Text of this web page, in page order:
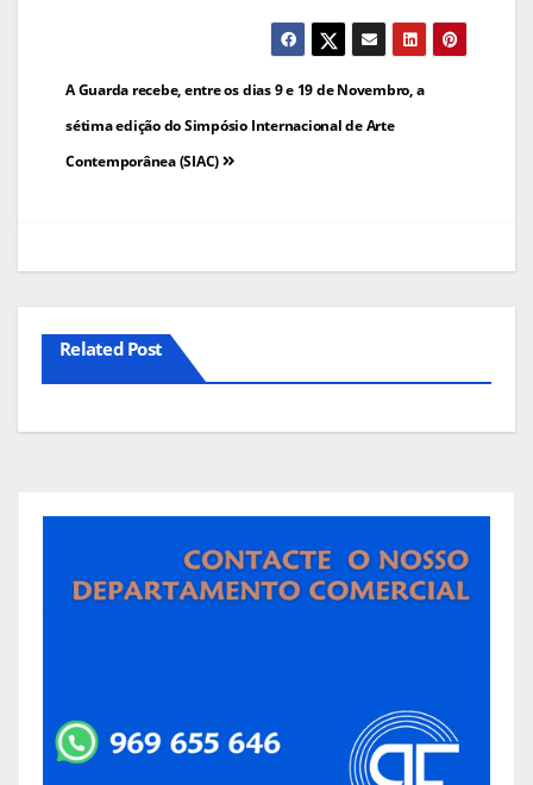
Navegação
de
artigos
A Guarda recebe, entre os dias 9 e 19 de Novembro, a
sétima edição do Simpósio Internacional de Arte
Contemporânea (SIAC)
Related Post